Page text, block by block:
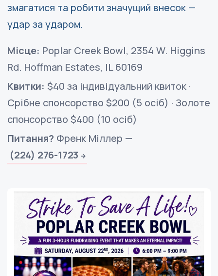
змагатися та робити значущий внесок —
удар за ударом.
Місце: Poplar Creek Bowl, 2354 W. Higgins
Rd. Hoffman Estates, IL 60169
Квитки: $40 за індивідуальний квиток ·
Срібне спонсорство $200 (5 осіб) · Золоте
спонсорство $400 (10 осіб)
Питання? Френк Міллер —
(224) 276-1723